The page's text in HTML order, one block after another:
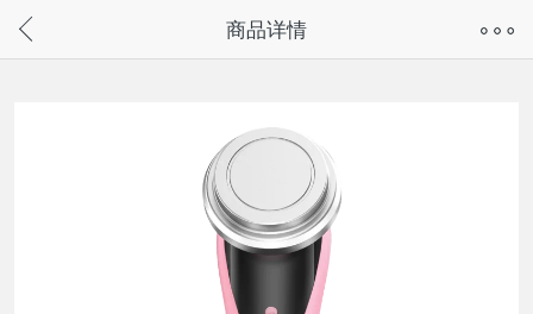
请通过微信或支付宝搜“奇兔客小程序”访问
商品详情